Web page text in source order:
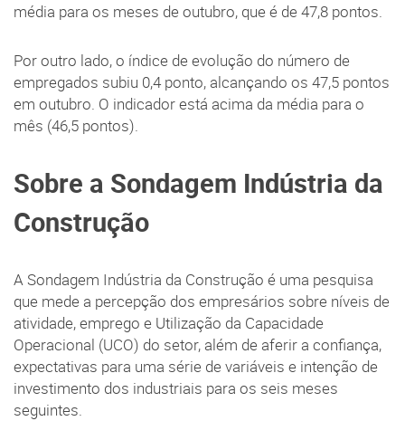
média para os meses de outubro, que é de 47,8 pontos.
Por outro lado, o índice de evolução do número de
empregados subiu 0,4 ponto, alcançando os 47,5 pontos
em outubro. O indicador está acima da média para o
mês (46,5 pontos).
Sobre a Sondagem Indústria da
Construção
A Sondagem Indústria da Construção é uma pesquisa
que mede a percepção dos empresários sobre níveis de
atividade, emprego e Utilização da Capacidade
Operacional (UCO) do setor, além de aferir a confiança,
expectativas para uma série de variáveis e intenção de
investimento dos industriais para os seis meses
seguintes.